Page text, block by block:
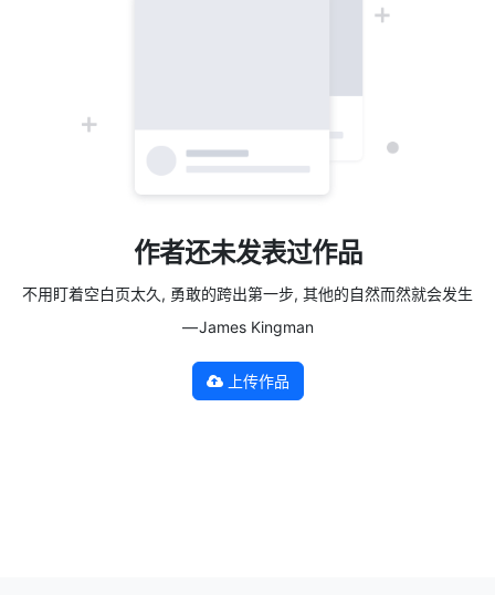
作者还未发表过作品
不用盯着空白页太久, 勇敢的跨出第一步, 其他的自然而然就会发生
— James Kingman
上传作品